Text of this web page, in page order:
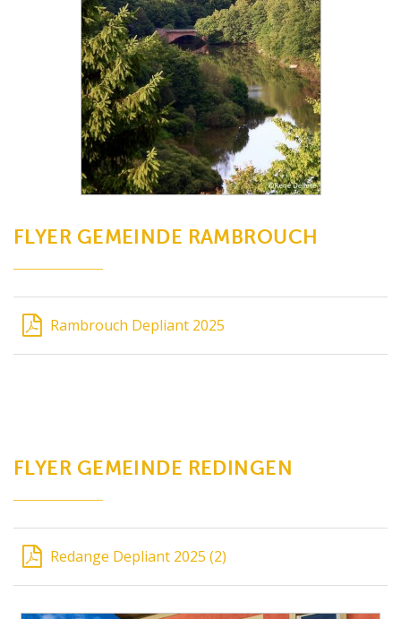
FLYER GEMEINDE RAMBROUCH
Rambrouch Depliant 2025
FLYER GEMEINDE REDINGEN
Redange Depliant 2025 (2)